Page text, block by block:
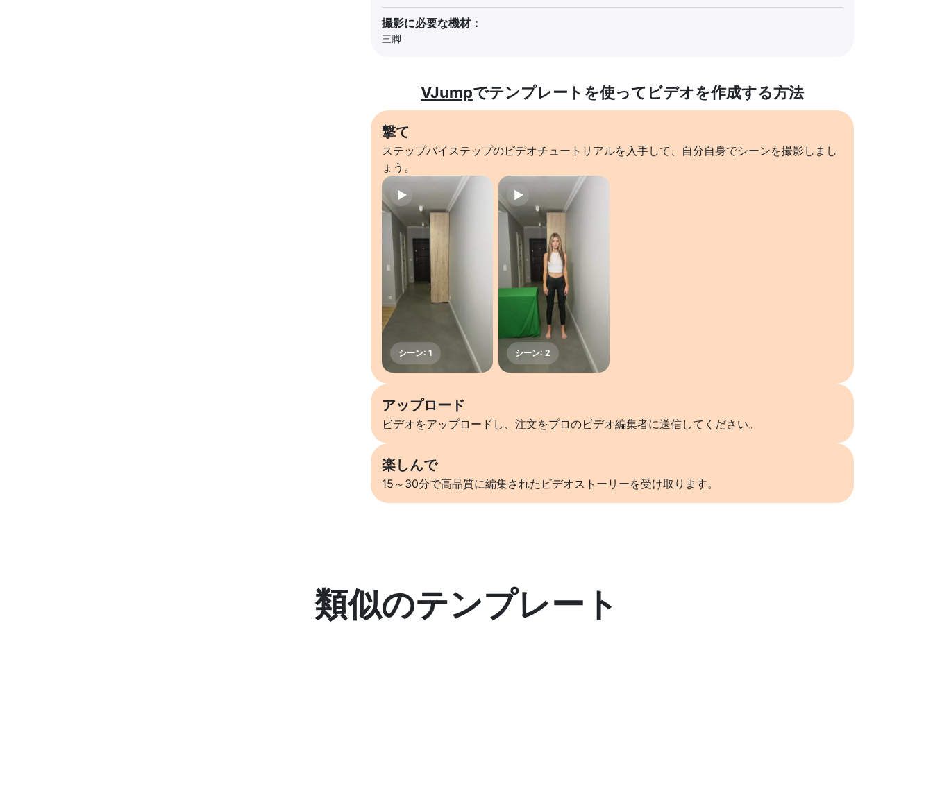
撮影に必要な機材：
三脚
VJumpでテンプレートを使ってビデオを作成する方法
撃て
ステップバイステップのビデオチュートリアルを入手して、自分自身でシーンを撮影しまし
ょう。
アップロード
ビデオをアップロードし、注文をプロのビデオ編集者に送信してください。
楽しんで
15～30分で高品質に編集されたビデオストーリーを受け取ります。
類似のテンプレート